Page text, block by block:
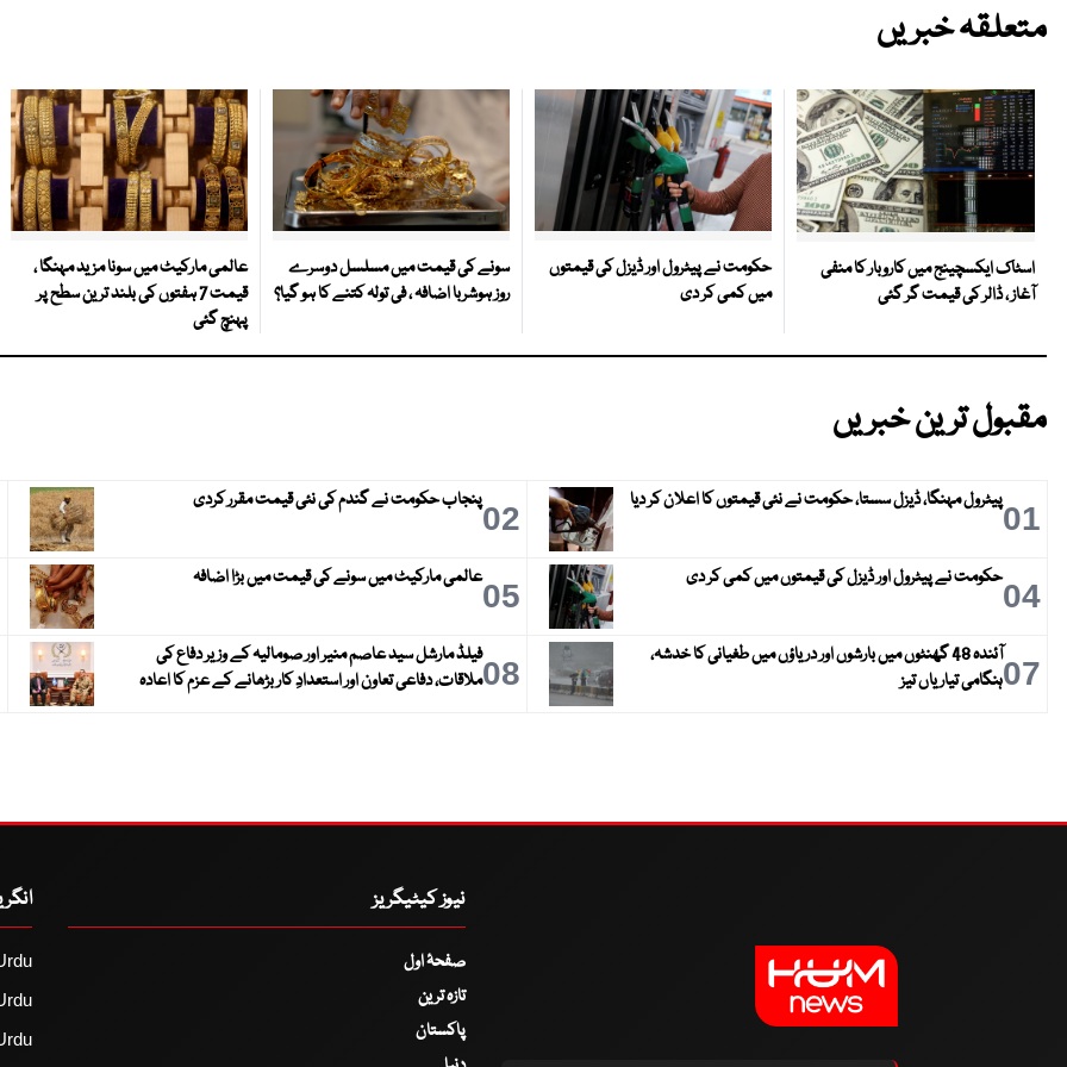
متعلقہ خبریں
اسٹاک ایکسچینج میں کاروبار کا منفی
آغاز ، ڈالر کی قیمت گر گئی
حکومت نے پیٹرول اور ڈیزل کی قیمتوں
میں کمی کر دی
سونے کی قیمت میں مسلسل دوسرے
روز ہوشربا اضافہ ، فی تولہ کتنے کا ہو گیا؟
عالمی مارکیٹ میں سونا مزید مہنگا ،
قیمت 7 ہفتوں کی بلند ترین سطح پر
پہنچ گئی
مقبول ترین خبریں
01پیٹرول مہنگا، ڈیزل سستا، حکومت نے نئی قیمتوں کا اعلان کر دیا 02پنجاب حکومت نے گندم کی نئی قیمت مقرر کردی
04حکومت نے پیٹرول اور ڈیزل کی قیمتوں میں کمی کر دی 05عالمی مارکیٹ میں سونے کی قیمت میں بڑا اضافہ
07
آئندہ 48 گھنٹوں میں بارشوں اور دریاؤں میں طغیانی کا خدشہ،
ہنگامی تیاریاں تیز
08فیلڈ مارشل سید عاصم منیر اور صومالیہ کے وزیر دفاع کی
ملاقات، دفاعی تعاون اور استعدادِ کار بڑھانے کے عزم کا اعادہ
نیوز کیٹیگریز
صفحۂ اول
تازہ ترین
پاکستان